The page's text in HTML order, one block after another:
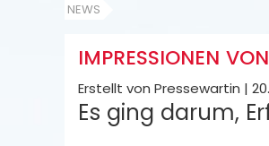
NEWS
IMPRESSIONEN
Erstellt von Pressewartin |
Es ging darum,